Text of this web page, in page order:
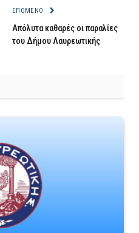
ΕΠΌΜΕΝΟ
Απόλυτα καθαρές οι παραλίες
του Δήμου Λαυρεωτικής